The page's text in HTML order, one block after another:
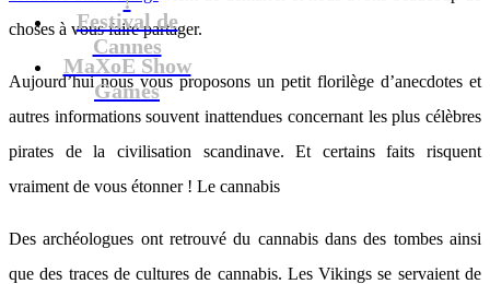
Festival de
Cannes
MaXoE Show
Games
choses à vous faire partager.
Aujourd’hui nous vous proposons un petit florilège d’anecdotes et
autres informations souvent inattendues concernant les plus célèbres
pirates de la civilisation scandinave. Et certains faits risquent
vraiment de vous étonner ! Le cannabis
Des archéologues ont retrouvé du cannabis dans des tombes ainsi
que des traces de cultures de cannabis. Les Vikings se servaient de